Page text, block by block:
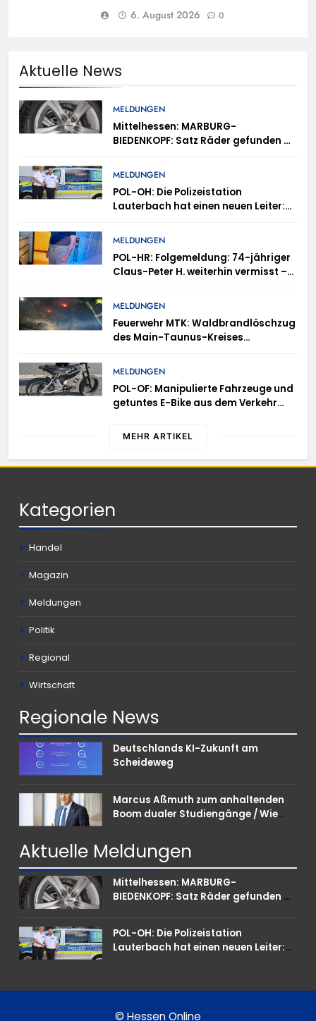
6. August 2026 0
Aktuelle News
MELDUNGEN
Mittelhessen: MARBURG-
BIEDENKOPF: Satz Räder gefunden –
MELDUNGEN
POL-OH: Die Polizeistation
Lauterbach hat einen neuen Leiter:
MELDUNGEN
POL-HR: Folgemeldung: 74-jähriger
Claus-Peter H. weiterhin vermisst –
MELDUNGEN
Feuerwehr MTK: Waldbrandlöschzug
des Main-Taunus-Kreises
Rheingau-Taunus-Kreis – Rund 45
schwierigem Gelände die Flanken
des Brandgebietes
MELDUNGEN
POL-OF: Manipulierte Fahrzeuge und
getuntes E-Bike aus dem Verkehr
gleich mehrere Verstöße auf
MEHR ARTIKEL
Kategorien
Handel
Magazin
Meldungen
Politik
Regional
Wirtschaft
Regionale News
Deutschlands KI-Zukunft am
Scheideweg
Marcus Aßmuth zum anhaltenden
Boom dualer Studiengänge / Wie
punkten können
Aktuelle Meldungen
Mittelhessen: MARBURG-
BIEDENKOPF: Satz Räder gefunden –
POL-OH: Die Polizeistation
Lauterbach hat einen neuen Leiter:
© Hessen Online